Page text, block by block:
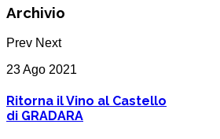
Archivio
Prev Next
23 Ago 2021
Ritorna il Vino al Castello
di GRADARA